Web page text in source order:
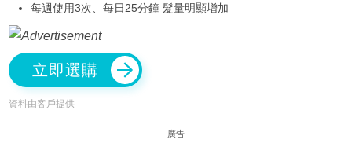
每週使用3次、每日25分鐘 髮量明顯增加
立即選購
資料由客戶提供
廣告